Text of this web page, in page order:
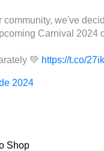
community, we've
Carnival 2024
💚 https://t.co/
2024
Shop